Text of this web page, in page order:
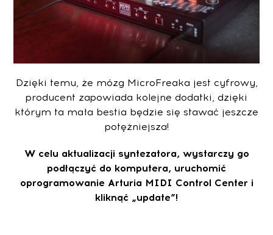
Dzięki temu, że mózg MicroFreaka jest cyfrowy,
producent zapowiada kolejne dodatki, dzięki
którym ta mała bestia będzie się stawać jeszcze
potężniejsza!
W celu aktualizacji syntezatora, wystarczy go
podłączyć do komputera, uruchomić
oprogramowanie Arturia MIDI Control Center i
kliknąć „update”!